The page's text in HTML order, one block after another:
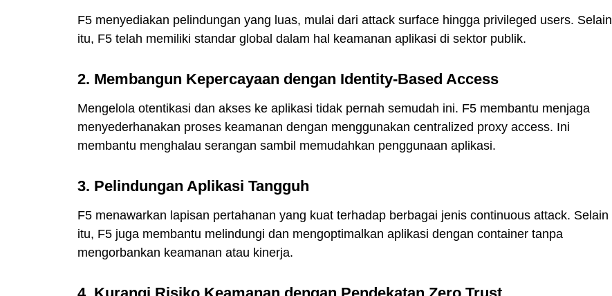
F5 menyediakan pelindungan yang luas, mulai dari attack surface hingga privileged users. Selain
itu, F5 telah memiliki standar global dalam hal keamanan aplikasi di sektor publik.
2. Membangun Kepercayaan dengan Identity-Based Access
Mengelola otentikasi dan akses ke aplikasi tidak pernah semudah ini. F5 membantu menjaga
menyederhanakan proses keamanan dengan menggunakan centralized proxy access. Ini
membantu menghalau serangan sambil memudahkan penggunaan aplikasi.
3. Pelindungan Aplikasi Tangguh
F5 menawarkan lapisan pertahanan yang kuat terhadap berbagai jenis continuous attack. Selain
itu, F5 juga membantu melindungi dan mengoptimalkan aplikasi dengan container tanpa
mengorbankan keamanan atau kinerja.